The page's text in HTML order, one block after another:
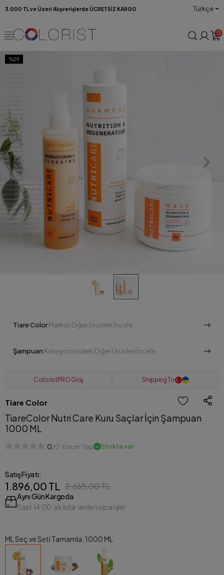
3.000 TL ve Üzeri Alışverişlerde ÜCRETSİZ KARGO Türkçe
0
%29
Tiare ColorMarkalı Diğer Ürünleri İncele
Şampuan Kategorisindeki Diğer Ürünleri İncele
ColoristPRO Giriş Shipping To
Tiare Color
TiareColor Nutri Care Kuru Saçlar İçin Şampuan
1000 ML
0/0 Yorum Yap Stokta var
Satış Fiyatı:
1.896,00 TL 2.665,00 TL
Aynı Gün Kargoda
Saat 14:00’a kadar verilen siparişler
ML Seç ve Seti Tamamla: 1000 ML